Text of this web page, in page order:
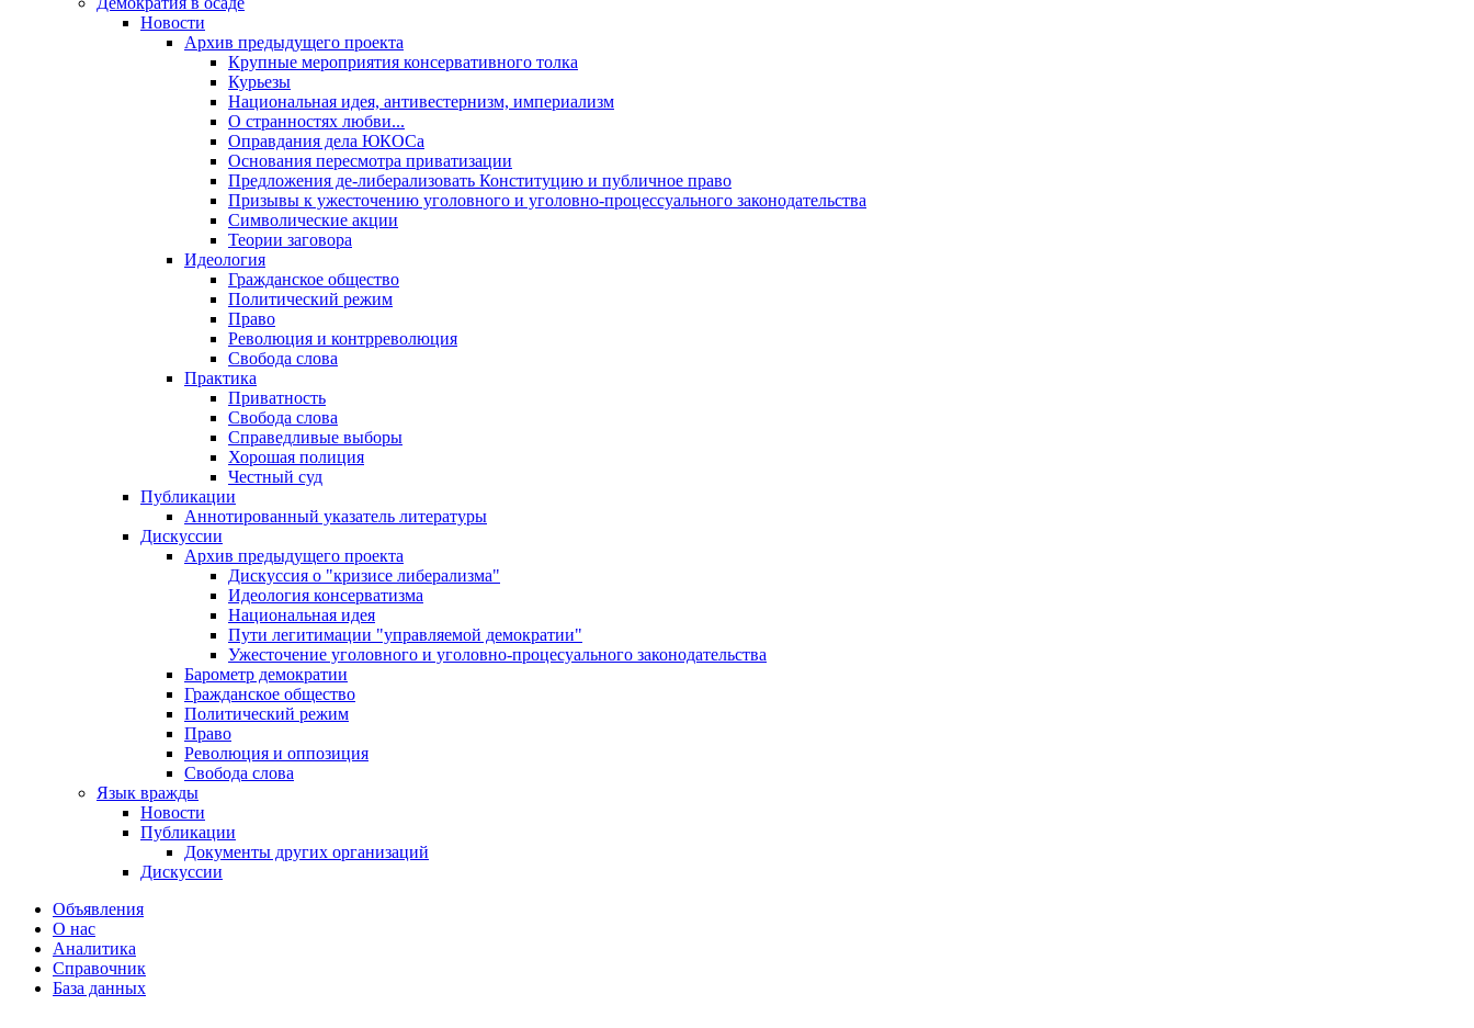
Новости
Архив предыдущего проекта
Крупные мероприятия консервативного толка
Курьезы
Национальная идея, антивестернизм, империализм
О странностях любви...
Оправдания дела ЮКОСа
Основания пересмотра приватизации
Предложения де-либерализовать Конституцию и публичное право
Призывы к ужесточению уголовного и уголовно-процессуального законодательства
Символические акции
Теории заговора
Идеология
Гражданское общество
Политический режим
Право
Революция и контрреволюция
Свобода слова
Практика
Приватность
Свобода слова
Справедливые выборы
Хорошая полиция
Честный суд
Публикации
Аннотированный указатель литературы
Дискуссии
Архив предыдущего проекта
Дискуссия о "кризисе либерализма"
Идеология консерватизма
Национальная идея
Пути легитимации "управляемой демократии"
Ужесточение уголовного и уголовно-процесуального законодательства
Барометр демократии
Гражданское общество
Политический режим
Право
Революция и оппозиция
Свобода слова
Язык вражды
Новости
Публикации
Документы других организаций
Дискуссии
Объявления
О нас
Аналитика
Справочник
База данных